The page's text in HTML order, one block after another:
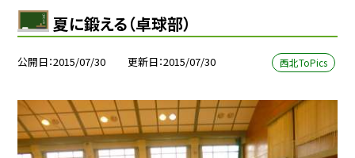
夏に鍛える（卓球部）
公開日 2015/07/30 更新日 2015/07/30 西北ToPics